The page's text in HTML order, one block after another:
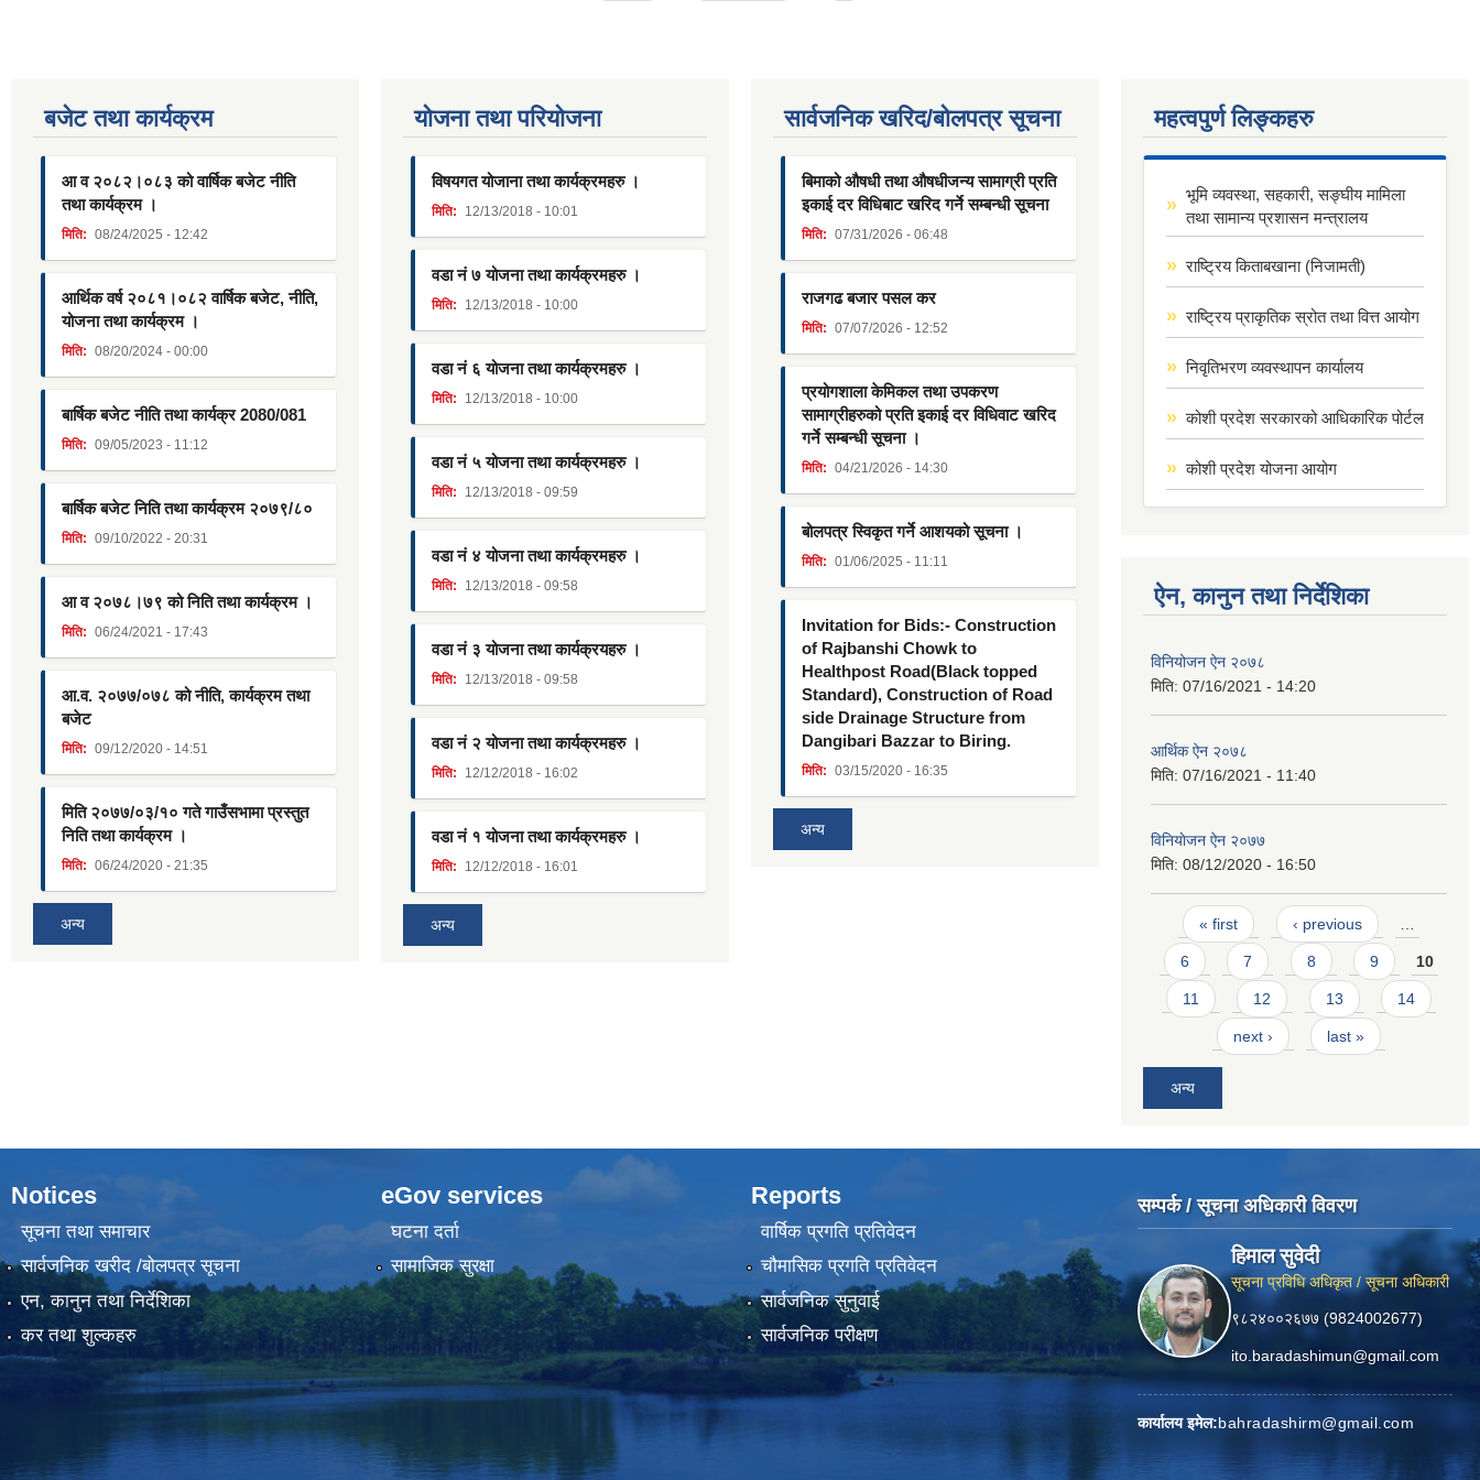
बजेट तथा कार्यक्रम
आ व २०८२।०८३ को वार्षिक बजेट नीति
तथा कार्यक्रम ।
मिति: 08/24/2025 - 12:42
आर्थिक वर्ष २०८१।०८२ वार्षिक बजेट, नीति,
योजना तथा कार्यक्रम ।
मिति: 08/20/2024 - 00:00
बार्षिक बजेट नीति तथा कार्यक्र 2080/081
मिति: 09/05/2023 - 11:12
बार्षिक बजेट निति तथा कार्यक्रम २०७९/८०
मिति: 09/10/2022 - 20:31
आ व २०७८।७९ को निति तथा कार्यक्रम ।
मिति: 06/24/2021 - 17:43
आ.व. २०७७/०७८ को नीति, कार्यक्रम तथा
बजेट
मिति: 09/12/2020 - 14:51
मिति २०७७/०३/१० गते गाउँसभामा प्रस्तुत
निति तथा कार्यक्रम ।
मिति: 06/24/2020 - 21:35
अन्य
याेजना तथा परियाेजना
विषयगत योजाना तथा कार्यक्रमहरु ।
मिति: 12/13/2018 - 10:01
वडा नं ७ योजना तथा कार्यक्रमहरु ।
मिति: 12/13/2018 - 10:00
वडा नं ६ योजना तथा कार्यक्रमहरु ।
मिति: 12/13/2018 - 10:00
वडा नं ५ योजना तथा कार्यक्रमहरु ।
मिति: 12/13/2018 - 09:59
वडा नं ४ योजना तथा कार्यक्रमहरु ।
मिति: 12/13/2018 - 09:58
वडा नं ३ योजना तथा कार्यक्रयहरु ।
मिति: 12/13/2018 - 09:58
वडा नं २ योजना तथा कार्यक्रमहरु ।
मिति: 12/12/2018 - 16:02
वडा नं १ योजना तथा कार्यक्रमहरु ।
मिति: 12/12/2018 - 16:01
अन्य
सार्वजनिक खरिद/बोलपत्र सूचना
बिमाको औषधी तथा औषधीजन्य सामाग्री प्रति
इकाई दर विधिबाट खरिद गर्ने सम्बन्धी सूचना
मिति: 07/31/2026 - 06:48
राजगढ बजार पसल कर
मिति: 07/07/2026 - 12:52
प्रयोगशाला केमिकल तथा उपकरण
सामाग्रीहरुको प्रति इकाई दर विधिवाट खरिद
गर्ने सम्बन्धी सूचना ।
मिति: 04/21/2026 - 14:30
बोलपत्र स्विकृत गर्ने आशयको सूचना ।
मिति: 01/06/2025 - 11:11
Invitation for Bids:- Construction
of Rajbanshi Chowk to
Healthpost Road(Black topped
Standard), Construction of Road
side Drainage Structure from
Dangibari Bazzar to Biring.
मिति: 03/15/2020 - 16:35
अन्य
महत्वपुर्ण लिङ्कहरु
भूमि व्यवस्था, सहकारी, सङ्घीय मामिला
तथा सामान्य प्रशासन मन्त्रालय
राष्ट्रिय किताबखाना (निजामती)
राष्ट्रिय प्राकृतिक स्रोत तथा वित्त आयोग
निवृतिभरण व्यवस्थापन कार्यालय
कोशी प्रदेश सरकारको आधिकारिक पोर्टल
कोशी प्रदेश योजना आयोग
ऐन, कानुन तथा निर्देशिका
विनियोजन ऐन २०७८
मिति: 07/16/2021 - 14:20
आर्थिक ऐन २०७८
मिति: 07/16/2021 - 11:40
विनियाेजन ऐन २०७७
मिति: 08/12/2020 - 16:50
Pages
« first ‹ previous
6 7 8 9 10
11 12 13 14
next › last »
अन्य
Notices
सूचना तथा समाचार
सार्वजनिक खरीद /बोलपत्र सूचना
एन, कानुन तथा निर्देशिका
कर तथा शुल्कहरु
eGov services
घटना दर्ता
सामाजिक सुरक्षा
Reports
वार्षिक प्रगति प्रतिवेदन
चौमासिक प्रगति प्रतिवेदन
सार्वजनिक सुनुवाई
सार्वजनिक परीक्षण
सम्पर्क / सूचना अधिकारी विवरण
हिमाल सुवेदी
सूचना प्रविधि अधिकृत / सूचना अधिकारी
९८२४००२६७७ (9824002677)
ito.baradashimun@gmail.com
कार्यालय इमेल:bahradashirm@gmail.com